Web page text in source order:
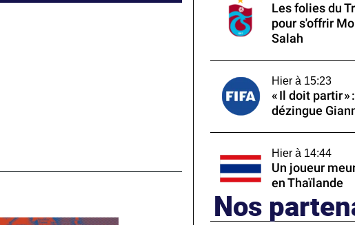
Les folies du
pour s'offrir
Salah
Hier à 15:23
« Il doit partir »
dézingue
Hier à 14:44
Un joueur
en Thaïlande
Nos